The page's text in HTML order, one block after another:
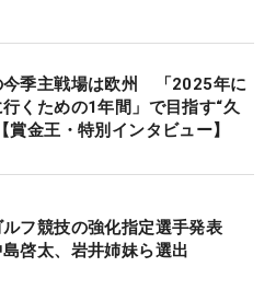
今季主戦場は欧州 「2025年に
くための1年間」で目指す“久
賞金王・特別インタビュー】
ルフ競技の強化指定選手発表
啓太、岩井姉妹ら選出